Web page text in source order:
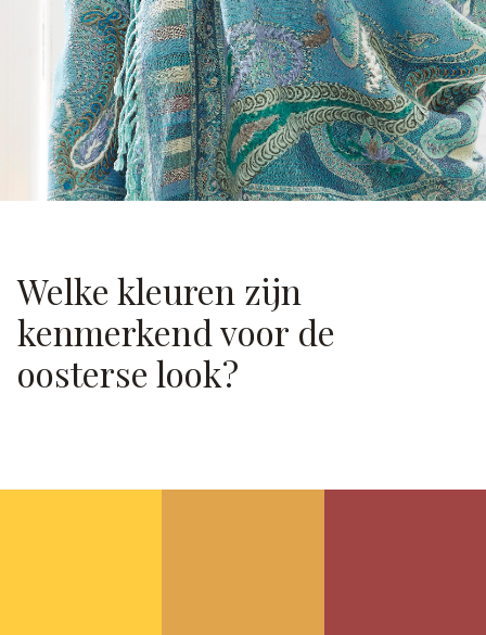
Welke kleuren zijn
kenmerkend voor de
oosterse look?